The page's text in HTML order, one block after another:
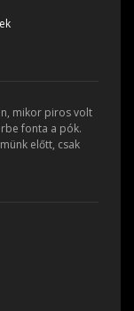
mikor piros volt
fonta a pók.
előtt, csak